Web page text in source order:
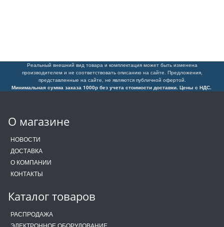
Реальный внешний вид товара и комплектация может быть изменена
производителем и не соответствовать описанию на сайте. Предложения,
представленные на сайте, не являются публичной офертой.
Минимальная сумма заказа 1000р без учета стоимости доставки. Цены с НДС.
О магазине
НОВОСТИ
ДОСТАВКА
О КОМПАНИИ
КОНТАКТЫ
Каталог товаров
РАСПРОДАЖА